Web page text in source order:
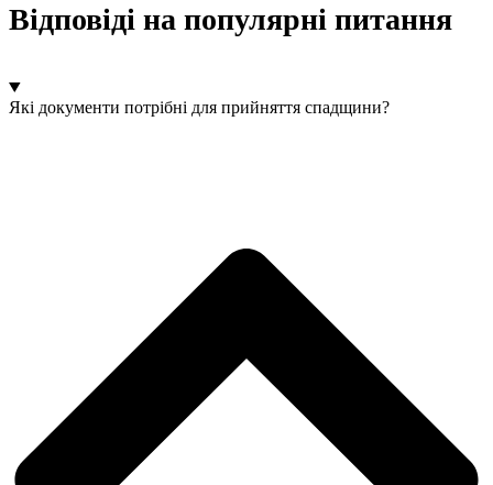
Відповіді на популярні питання
Які документи потрібні для прийняття спадщини?